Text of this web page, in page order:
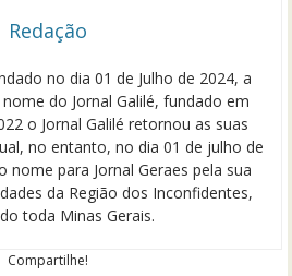
Redação
no dia 01 de Julho de 2024, a
do Jornal Galilé, fundado em
o Jornal Galilé retornou as suas
no entanto, no dia 01 de julho de
nome para Jornal Geraes pela sua
da Região dos Inconfidentes,
toda Minas Gerais.
Compartilhe!